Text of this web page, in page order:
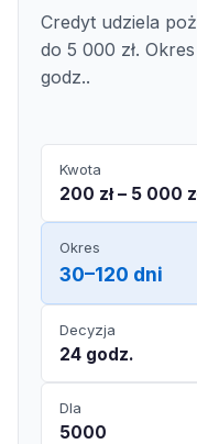
Credyt udziela
do 5 000 zł.
godz..
Kwota
200 zł – 5 000
Okres
30–120 dni
Decyzja
24 godz.
Dla
5000